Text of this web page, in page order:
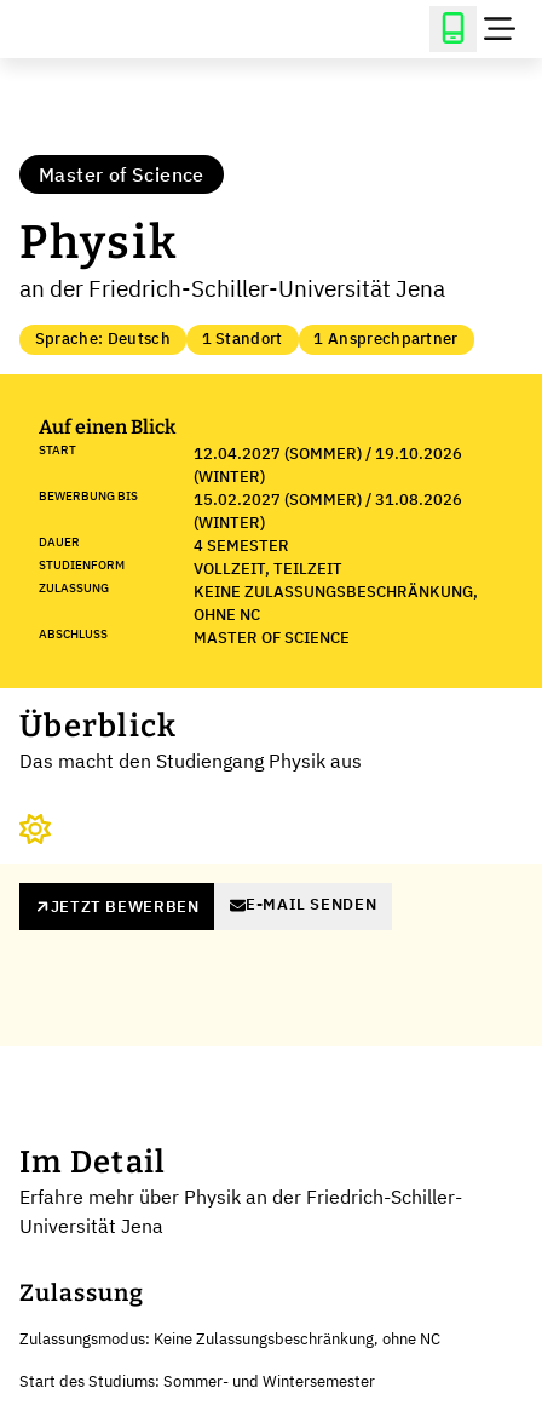
Master of Science
Physik
an der Friedrich-Schiller-Universität Jena
Sprache: Deutsch 1 Standort 1 Ansprechpartner
Auf einen Blick
START
12.04.2027 (SOMMER) / 19.10.2026
(WINTER)
BEWERBUNG BIS
15.02.2027 (SOMMER) / 31.08.2026
(WINTER)
DAUER 4 SEMESTER
STUDIENFORM VOLLZEIT, TEILZEIT
ZULASSUNG
KEINE ZULASSUNGSBESCHRÄNKUNG,
OHNE NC
ABSCHLUSS MASTER OF SCIENCE
Überblick
Das macht den Studiengang Physik aus
JETZT BEWERBEN E-MAIL SENDEN
Im Detail
Erfahre mehr über Physik an der Friedrich-Schiller-
Universität Jena
Zulassung
Zulassungsmodus: Keine Zulassungsbeschränkung, ohne NC
Start des Studiums: Sommer- und Wintersemester